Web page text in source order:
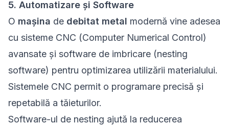
5. Automatizare și Software
O mașina de debitat metal modernă vine adesea
cu sisteme CNC (Computer Numerical Control)
avansate și software de imbricare (nesting
software) pentru optimizarea utilizării materialului.
Sistemele CNC permit o programare precisă și
repetabilă a tăieturilor.
Software-ul de nesting ajută la reducerea